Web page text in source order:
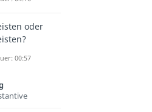
oder
00:57